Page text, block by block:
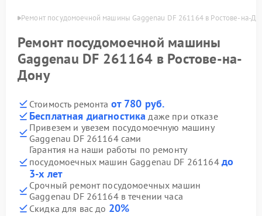
Ремонт посудомоечной машины Gaggenau DF 261164 в Ростове-на-
Ремонт посудомоечной машины
Gaggenau DF 261164 в Ростове-на-
Дону
Стоимость ремонта от 780 руб.
Бесплатная диагностика даже при отказе
Привезем и увезем посудомоечную машину
Gaggenau DF 261164 сами
Гарантия на наши работы по ремонту
посудомоечных машин Gaggenau DF 261164 до
3-х лет
Срочный ремонт посудомоечных машин
Gaggenau DF 261164 в течении часа
Скидка для вас до 20%